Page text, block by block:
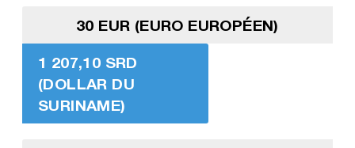
30 EUR (EURO EUROPÉEN)
1 207,10 SRD
(DOLLAR DU
SURINAME)